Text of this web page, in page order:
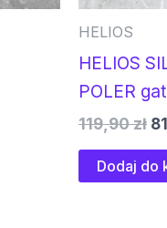
HELIOS
HELIOS
POLER
119,90zł
Dodaj do